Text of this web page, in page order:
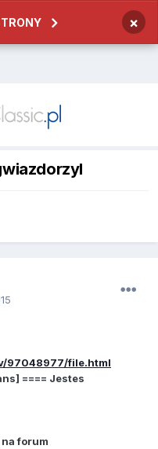
×
97048977/file.html
==== Jestes
na forum